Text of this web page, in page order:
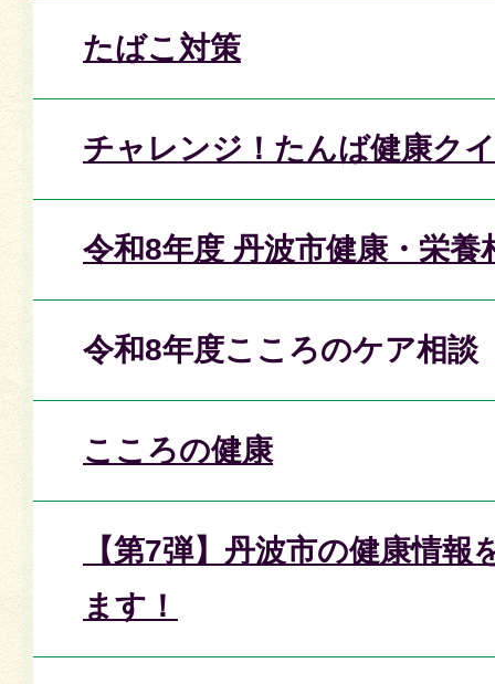
たばこ対策
チャレンジ！たんば健康ク
令和8年度 丹波市健康・栄養
令和8年度こころのケア相談
こころの健康
【第7弾】丹波市の健康情報
ます！